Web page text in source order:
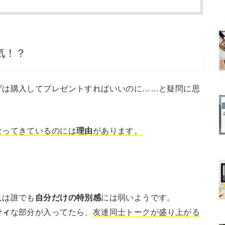
！？
購入してプレゼントすればいいのに……と疑問に思
てきているのには理由があります。
誰でも 自分だけの特別感には弱いようです。
な部分が入ってたら、 友達同士トークが盛り上がる